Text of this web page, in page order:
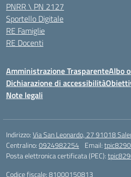
PNRR \ PN 2127
Sportello Digitale
RE Famiglie
RE Docenti
Amministrazione TrasparenteAlbo
Dichiarazione di accessibilità
Note legali
Indirizzo:Via San Leonardo, 27 91018
Centralino:0924982254 Email:
Posta elettronica certificata (PEC):
Codice fiscale: 81000150813